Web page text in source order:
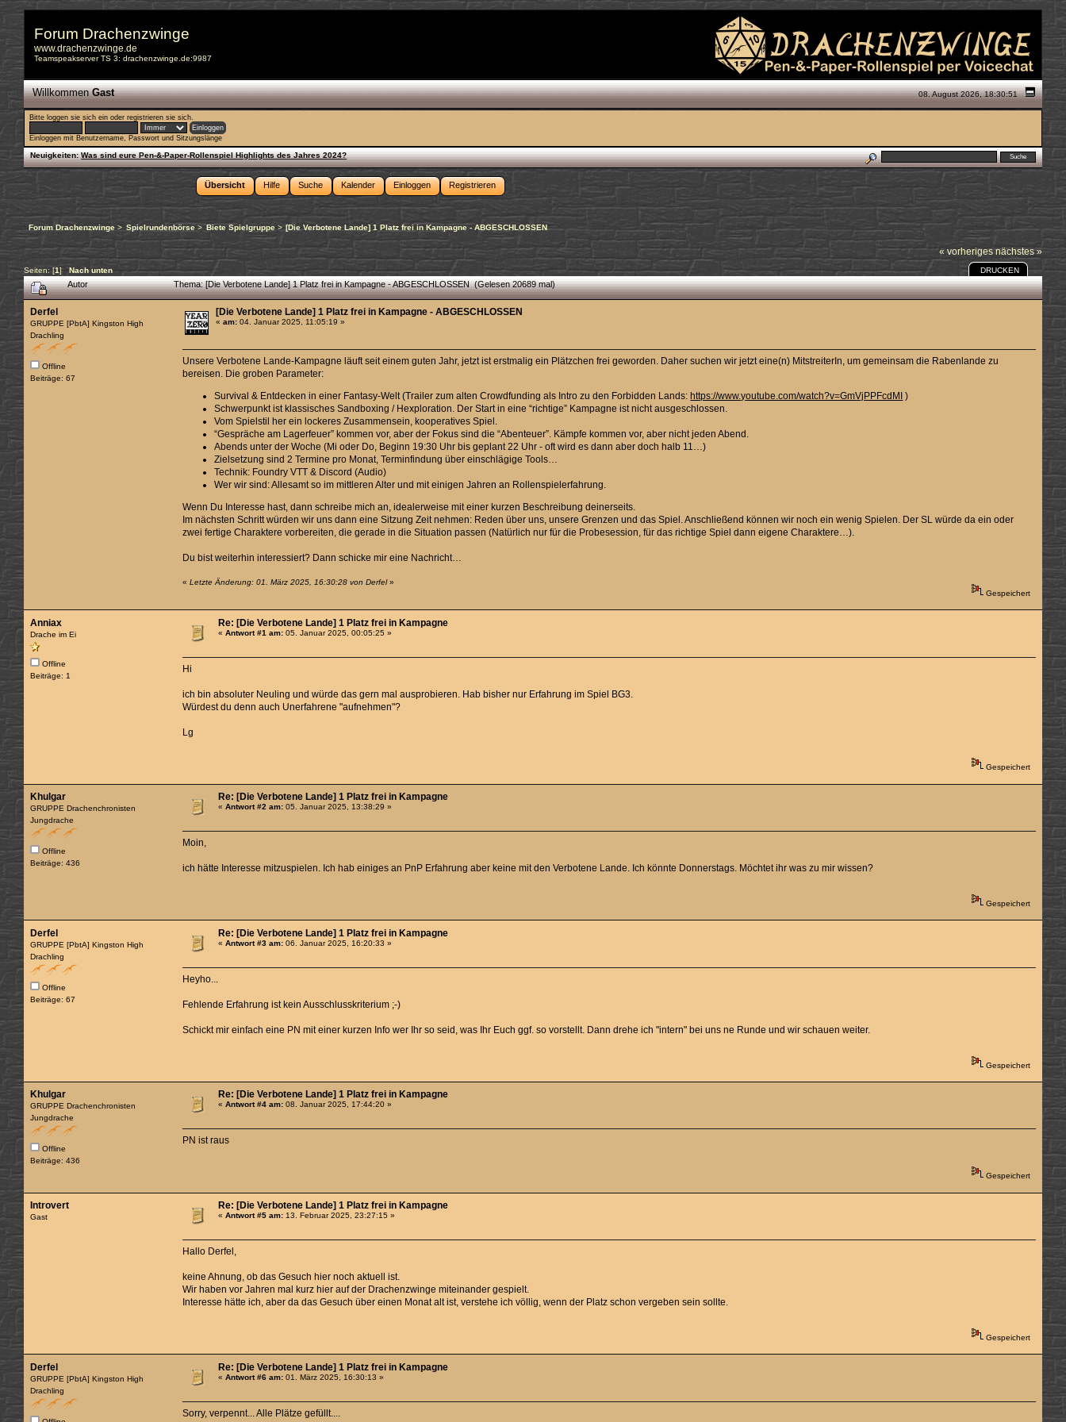
Forum Drachenzwinge
www.drachenzwinge.de
Teamspeakserver TS 3: drachenzwinge.de:9987
08. August 2026, 18:30:51
WillkommenGast
Bitte loggen sie sich ein oderregistrieren sie sich.
Einloggen mit Benutzername, Passwort und Sitzungslänge
Neuigkeiten: Was sind eure Pen-&-Paper-Rollenspiel Highlights des Jahres 2024?
Übersicht Hilfe Suche Kalender Einloggen Registrieren
Forum Drachenzwinge > Spielrundenbörse> Biete Spielgruppe> [Die Verbotene Lande] 1 Platz frei in Kampagne - ABGESCHLOSSEN
« vorheriges nächstes »
Seiten: [1] Nach unten DRUCKEN
Autor Thema: [Die Verbotene Lande] 1 Platz frei in Kampagne - ABGESCHLOSSEN (Gelesen 20689 mal)
Derfel
GRUPPE [PbtA] Kingston High
Drachling
Offline
Beiträge: 67
[Die Verbotene Lande] 1 Platz frei in Kampagne - ABGESCHLOSSEN
«am: 04. Januar 2025, 11:05:19 »
Unsere Verbotene Lande-Kampagne läuft seit einem guten Jahr, jetzt ist erstmalig ein Plätzchen frei geworden. Daher suchen wir jetzt eine(n) MitstreiterIn, um gemeinsam die Rabenlande zu
bereisen. Die groben Parameter:
Survival & Entdecken in einer Fantasy-Welt (Trailer zum alten Crowdfunding als Intro zu den Forbidden Lands: https://www.youtube.com/watch?v=GmVjPPFcdMI )
Schwerpunkt ist klassisches Sandboxing / Hexploration. Der Start in eine “richtige” Kampagne ist nicht ausgeschlossen.
Vom Spielstil her ein lockeres Zusammensein, kooperatives Spiel.
“Gespräche am Lagerfeuer” kommen vor, aber der Fokus sind die “Abenteuer”. Kämpfe kommen vor, aber nicht jeden Abend.
Abends unter der Woche (Mi oder Do, Beginn 19:30 Uhr bis geplant 22 Uhr - oft wird es dann aber doch halb 11…)
Zielsetzung sind 2 Termine pro Monat, Terminfindung über einschlägige Tools…
Technik: Foundry VTT & Discord (Audio)
Wer wir sind: Allesamt so im mittleren Alter und mit einigen Jahren an Rollenspielerfahrung.
Wenn Du Interesse hast, dann schreibe mich an, idealerweise mit einer kurzen Beschreibung deinerseits.
Im nächsten Schritt würden wir uns dann eine Sitzung Zeit nehmen: Reden über uns, unsere Grenzen und das Spiel. Anschließend können wir noch ein wenig Spielen. Der SL würde da ein oder
zwei fertige Charaktere vorbereiten, die gerade in die Situation passen (Natürlich nur für die Probesession, für das richtige Spiel dann eigene Charaktere…).
Du bist weiterhin interessiert? Dann schicke mir eine Nachricht…
«Letzte Änderung: 01. März 2025, 16:30:28 von Derfel»
Gespeichert
Anniax
Drache im Ei
Offline
Beiträge: 1
Re: [Die Verbotene Lande] 1 Platz frei in Kampagne
«Antwort #1 am: 05. Januar 2025, 00:05:25 »
Hi
ich bin absoluter Neuling und würde das gern mal ausprobieren. Hab bisher nur Erfahrung im Spiel BG3.
Würdest du denn auch Unerfahrene "aufnehmen"?
Lg
Gespeichert
Khulgar
GRUPPE Drachenchronisten
Jungdrache
Offline
Beiträge: 436
Re: [Die Verbotene Lande] 1 Platz frei in Kampagne
«Antwort #2 am: 05. Januar 2025, 13:38:29 »
Moin,
ich hätte Interesse mitzuspielen. Ich hab einiges an PnP Erfahrung aber keine mit den Verbotene Lande. Ich könnte Donnerstags. Möchtet ihr was zu mir wissen?
Gespeichert
Derfel
GRUPPE [PbtA] Kingston High
Drachling
Offline
Beiträge: 67
Re: [Die Verbotene Lande] 1 Platz frei in Kampagne
«Antwort #3 am: 06. Januar 2025, 16:20:33 »
Heyho...
Fehlende Erfahrung ist kein Ausschlusskriterium ;-)
Schickt mir einfach eine PN mit einer kurzen Info wer Ihr so seid, was Ihr Euch ggf. so vorstellt. Dann drehe ich "intern" bei uns ne Runde und wir schauen weiter.
Gespeichert
Khulgar
GRUPPE Drachenchronisten
Jungdrache
Offline
Beiträge: 436
Re: [Die Verbotene Lande] 1 Platz frei in Kampagne
«Antwort #4 am: 08. Januar 2025, 17:44:20 »
PN ist raus
Gespeichert
Introvert
Gast
Re: [Die Verbotene Lande] 1 Platz frei in Kampagne
«Antwort #5 am: 13. Februar 2025, 23:27:15 »
Hallo Derfel,
keine Ahnung, ob das Gesuch hier noch aktuell ist.
Wir haben vor Jahren mal kurz hier auf der Drachenzwinge miteinander gespielt.
Interesse hätte ich, aber da das Gesuch über einen Monat alt ist, verstehe ich völlig, wenn der Platz schon vergeben sein sollte.
Gespeichert
Derfel
GRUPPE [PbtA] Kingston High
Drachling
Re: [Die Verbotene Lande] 1 Platz frei in Kampagne
«Antwort #6 am: 01. März 2025, 16:30:13 »
Sorry, verpennt... Alle Plätze gefüllt....